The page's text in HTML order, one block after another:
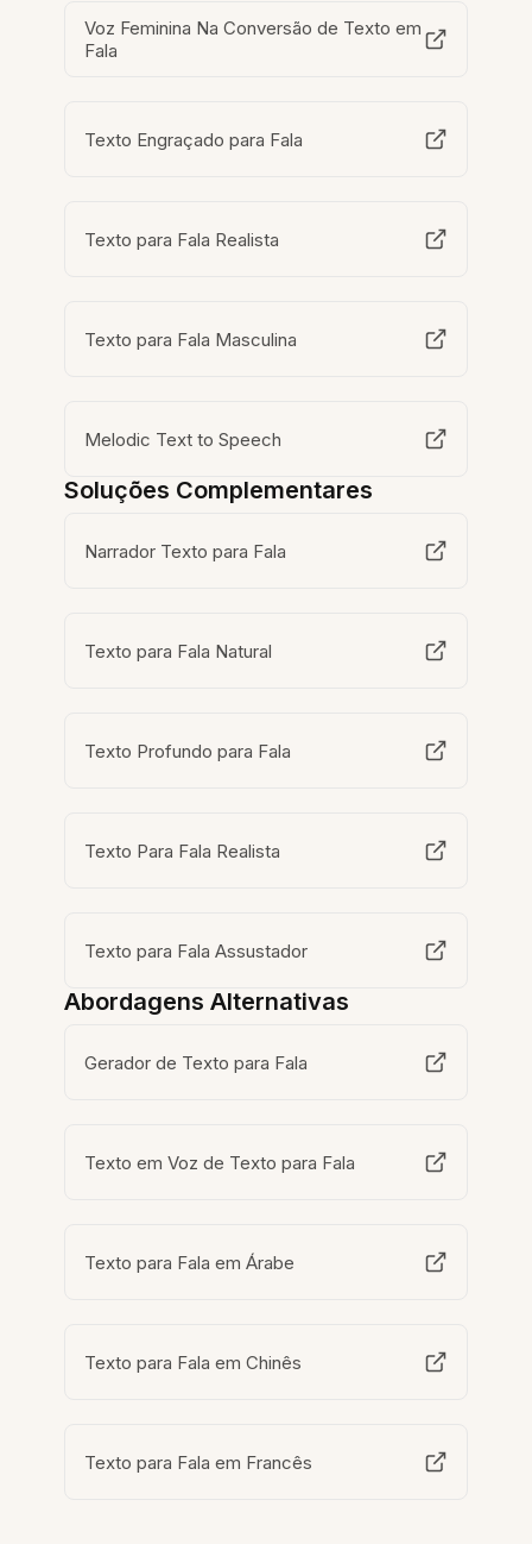
Voz Feminina Na Conversão de Texto em
Fala
Texto Engraçado para Fala
Texto para Fala Realista
Texto para Fala Masculina
Melodic Text to Speech
Soluções Complementares
Narrador Texto para Fala
Texto para Fala Natural
Texto Profundo para Fala
Texto Para Fala Realista
Texto para Fala Assustador
Abordagens Alternativas
Gerador de Texto para Fala
Texto em Voz de Texto para Fala
Texto para Fala em Árabe
Texto para Fala em Chinês
Texto para Fala em Francês